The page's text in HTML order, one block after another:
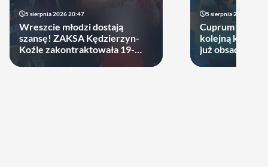
5 sierpnia 2026 20:47
Wreszcie młodzi dostają
szansę! ZAKSA Kędzierzyn-
Koźle zakontraktowała 19-
5 sierpnia 2026 14:44
Cuprum Stilon
kolejną kartę!
już obsadzona